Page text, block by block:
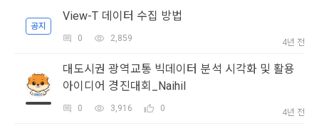
4. “회사”의 영업상 중요한 사유 또는 관계 법령에 의한 변경사
유가 있을 때, 약관을 변경할 수 있으며, 약관을 개정할 경우에는
적용일자 및 개정사유를 명시하여 현행 약관과 함께 “회사” 홈페
까지 공지한다.
5. '회사' 약관의 조항에 따른 정책을 제정 및 변경할 권리를 가지
며, 정책 또한 개정될 시에는 적용일자와 개정사유를 명시하여
1) 회원가입 시 수집하는 항목
필수 항목 : 아이디, 비밀번호, 이름, 닉네임, 이메일
선택 항목 : 휴대폰번호, 생년월일, 국가, 직업
데이콘 내의 개별 서비스 이용, 상금 및 상품 지급 과정에서 해당
공지
View-T 데이터 수집 방법
0 2,859 4년 전
대도시권 광역교통 빅데이터 분석 시각화 및 활용
아이디어 경진대회_Naihil
0 3,916 0 4년 전